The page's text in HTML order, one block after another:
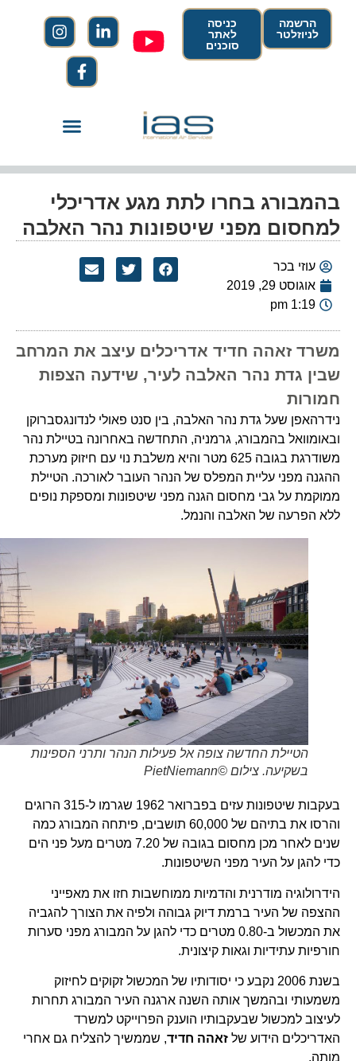
הרשמה
לניוזלטר
כניסה
לאתר
סוכנים
בהמבורג בחרו לתת מגע אדריכלי
למחסום מפני שיטפונות נהר האלבה
עוזי בכר
אוגוסט 29, 2019
1:19 pm
משרד זאהה חדיד אדריכלים עיצב את המרחב
שבין גדת נהר האלבה לעיר, שידעה הצפות
חמורות
נידרהאפן שעל גדת נהר האלבה, בין סנט פאולי לנדונגסברוקן
ובאומוואל בהמבורג, גרמניה, התחדשה באחרונה בטיילת נהר
משודרגת בגובה 625 מטר והיא משלבת נוי עם חיזוק מערכת
ההגנה מפני עליית המפלס של הנהר העובר לאורכה. הטיילת
ממוקמת על גבי מחסום הגנה מפני שיטפונות ומספקת נופים
ללא הפרעה של האלבה והנמל.
הטיילת החדשה צופה אל פעילות הנהר ותרני הספינות
בשקיעה. צילום ©PietNiemann
בעקבות שיטפונות עזים בפברואר 1962 שגרמו ל-315 הרוגים
והרסו את בתיהם של 60,000 תושבים, פיתחה המבורג כמה
שנים לאחר מכן מחסום בגובה של 7.20 מטרים מעל פני הים
כדי להגן על העיר מפני השיטפונות.
הידרולוגיה מודרנית והדמיות ממוחשבות חזו את מאפייני
ההצפה של העיר ברמת דיוק גבוהה ולפיה את הצורך להגביה
את המכשול ב-0.80 מטרים כדי להגן על המבורג מפני סערות
חורפיות עתידיות וגאות קיצונית.
בשנת 2006 נקבע כי יסודותיו של המכשול זקוקים לחיזוק
משמעותי ובהמשך אותה השנה ארגנה העיר המבורג תחרות
לעיצוב למכשול שבעקבותיו הוענק הפרוייקט למשרד
האדריכלים הידוע שלזאהה חדיד, שממשיך להצליח גם אחרי
מותה.